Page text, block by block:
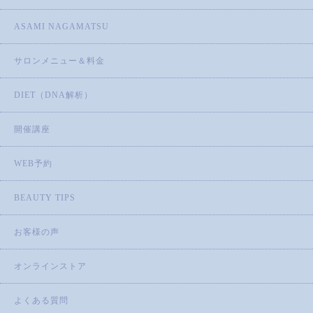
ASAMI NAGAMATSU
サロンメニュー＆料金
DIET（DNA解析）
開催講座
WEB予約
BEAUTY TIPS
お客様の声
オンラインストア
よくある質問